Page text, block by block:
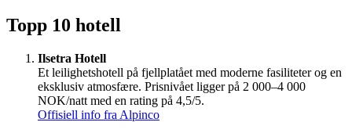
Topp 10 hotell
Ilsetra Hotell
Et leilighetshotell på fjellplatået med moderne fasiliteter og en
eksklusiv atmosfære. Prisnivået ligger på 2 000–4 000
NOK/natt med en rating på 4,5/5.
Offisiell info fra Alpinco